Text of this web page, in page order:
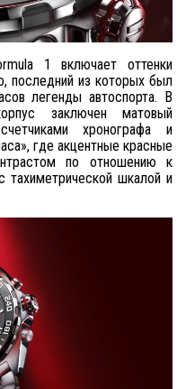
1 включает оттенки
последний из которых был
легенды автоспорта. В
заключен матовый
хронографа и
где акцентные красные
по отношению к
шкалой и